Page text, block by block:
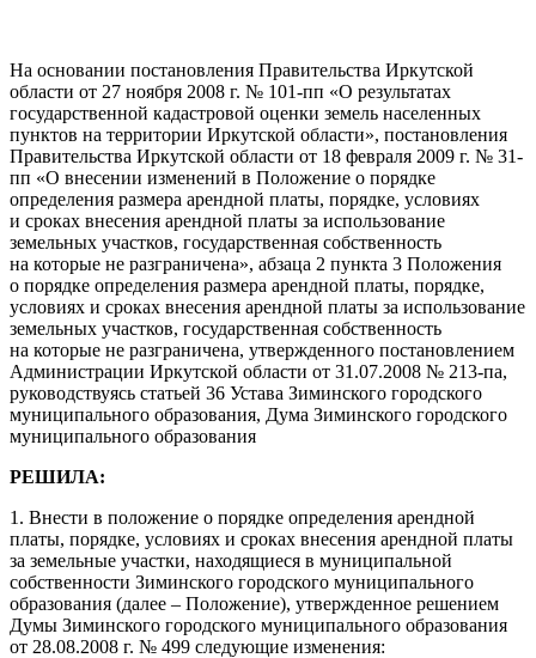
На основании постановления Правительства Иркутской
области от 27 ноября 2008 г. № 101-пп «О результатах
государственной кадастровой оценки земель населенных
пунктов на территории Иркутской области», постановления
Правительства Иркутской области от 18 февраля 2009 г. № 31-
пп «О внесении изменений в Положение о порядке
определения размера арендной платы, порядке, условиях
и сроках внесения арендной платы за использование
земельных участков, государственная собственность
на которые не разграничена», абзаца 2 пункта 3 Положения
о порядке определения размера арендной платы, порядке,
условиях и сроках внесения арендной платы за использование
земельных участков, государственная собственность
на которые не разграничена, утвержденного постановлением
Администрации Иркутской области от 31.07.2008 № 213-па,
руководствуясь статьей 36 Устава Зиминского городского
муниципального образования, Дума Зиминского городского
муниципального образования
РЕШИЛА:
1. Внести в положение о порядке определения арендной
платы, порядке, условиях и сроках внесения арендной платы
за земельные участки, находящиеся в муниципальной
собственности Зиминского городского муниципального
образования (далее – Положение), утвержденное решением
Думы Зиминского городского муниципального образования
от 28.08.2008 г. № 499 следующие изменения: